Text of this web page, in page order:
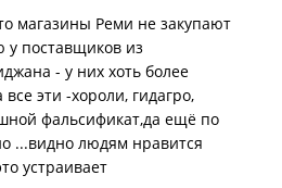
магазины Реми не закупают
поставщиков из
- у них хоть более
эти -хороли, гидагро,
фальсификат,да ещё по
...видно людям нравится
устраивает